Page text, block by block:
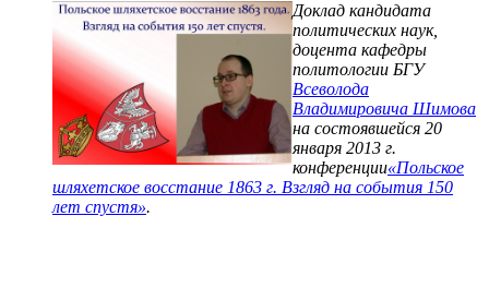
Доклад кандидата
политических наук,
доцента кафедры
политологии БГУ
Всеволода
Владимировича Шимова
на состоявшейся 20
января 2013 г.
конференции«Польское
шляхетское восстание 1863 г. Взгляд на события 150
лет спустя».